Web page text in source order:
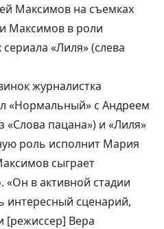
Максимов на съемках
Максимов в роли
«Лиля» (слева
журналистка
«Нормальный» с Андреем
пацана») и «Лиля»
роль исполнит Мария
сыграет
в активной стадии
интересный сценарий,
[режиссер] Вера